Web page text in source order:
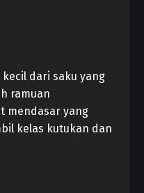
dari saku yang
ramuan
mendasar yang
kelas kutukan dan